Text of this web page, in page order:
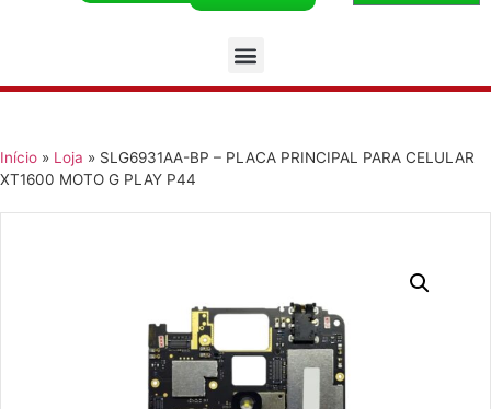
Início » Loja » SLG6931AA-BP – PLACA PRINCIPAL PARA CELULAR
XT1600 MOTO G PLAY P44